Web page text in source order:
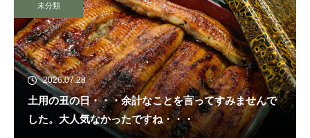
未分類
2026.07.28
土用の丑の日・・・余計なことを言ってすみませんで
した。大人気なかったですね・・・